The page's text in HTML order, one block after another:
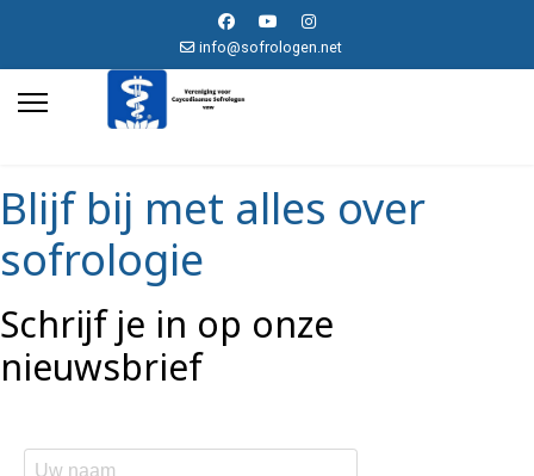
info@sofrologen.net
Blijf bij met alles over
sofrologie
Schrijf je in op onze
nieuwsbrief